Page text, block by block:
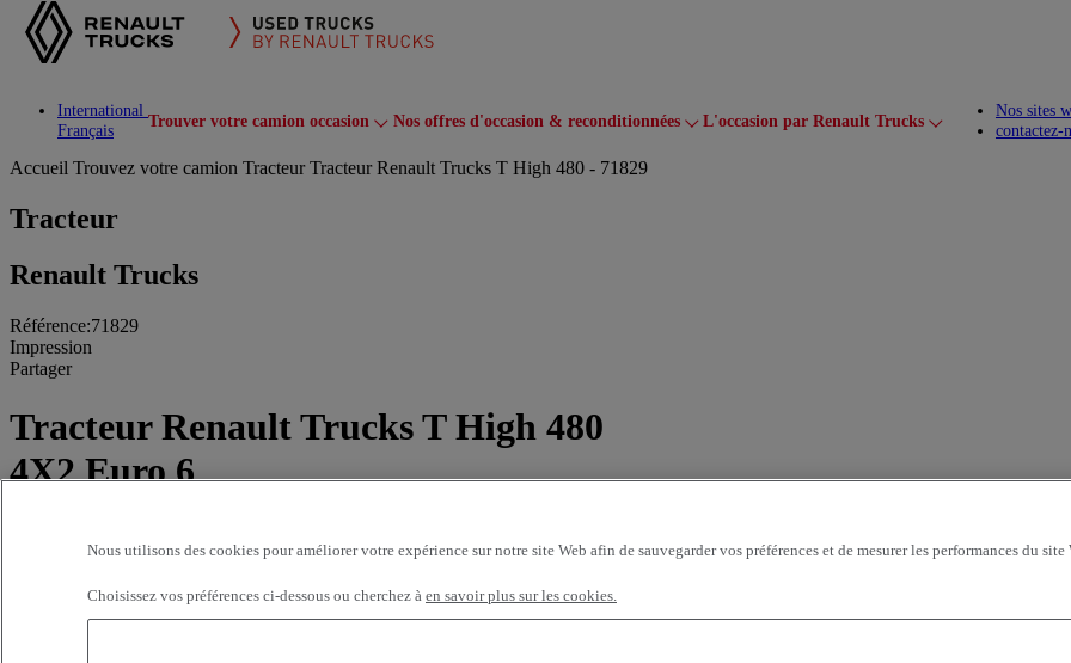
International
Français
Trouver votre camion occasion Toggle submenu
Nos offres d'occasion & reconditionnées Toggle submenu
L'occasion par Renault Trucks Toggle submenu
Nos sites
contactez-
Accueil Trouvez votre camion TracteurTracteur Renault Trucks T High 480 - 71829
Tracteur
Renault Trucks
Référence:71829
Impression
Partager
Tracteur Renault Trucks T High 480
4X2 Euro 6
65900 EUR
Nous utilisons des cookies pour améliorer votre expérience sur notre site Web afin de sauvegarder vos préférences et de mesurer les performances du
Choisissez vos préférences ci-dessous ou cherchez à en savoir plus sur les cookies.